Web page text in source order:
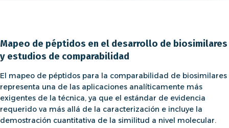
Mapeo de péptidos en el desarrollo de biosimilares
y estudios de comparabilidad
El mapeo de péptidos para la comparabilidad de biosimilares
representa una de las aplicaciones analíticamente más
exigentes de la técnica, ya que el estándar de evidencia
requerido va más allá de la caracterización e incluye la
demostración cuantitativa de la similitud a nivel molecular.